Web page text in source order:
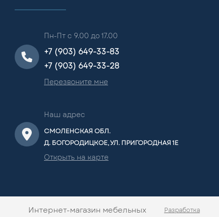
Пн-Пт с 9.00 до 17.00
+7 (903) 649-33-83
+7 (903) 649-33-28
Перезвоните мне
Наш адрес
СМОЛЕНСКАЯ ОБЛ.
Д. БОГОРОДИЦКОЕ, УЛ. ПРИГОРОДНАЯ 1Е
Открыть на карте
Интернет-магазин мебельных Разработка